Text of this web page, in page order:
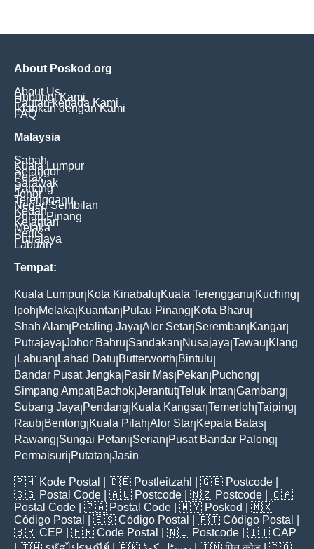
About Poskod.org
About Us
Hubungi Kami
Pautan kepada Kami
Iklankan dengan Kami
FAQ
Malaysia
Sabah
Kuala Lumpur
Selangor
Perak
Sarawak
Pahang
Johor
Terengganu
Negeri Sembilan
Kedah
Pulau Pinang
Kelantan
Melaka
Perlis
Putrajaya
Labuan
Tempat:
Kuala Lumpur Kota Kinabalu Kuala Terengganu Kuching
Ipoh Melaka Kuantan Pulau Pinang Kota Bharu
Shah Alam Petaling Jaya Alor Setar Seremban Kangar
Putrajaya Johor Bahru Sandakan Nusajaya Tawau Klang
Labuan Lahad Datu Butterworth Bintulu
Bandar Pusat Jengka Pasir Mas Pekan Puchong
Simpang Ampat| Bachok Jerantut|Teluk Intan Gambang
Subang Jaya Pendang Kuala Kangsar Temerloh Taiping
Raub Bentong Kuala Pilah Alor Star Kepala Batas
Rawang Sungai Petani Serian Pusat Bandar Palong
Permaisuri Putatan Jasin
🇵🇭 Kode Postal | 🇩🇪 Postleitzahl | 🇬🇧 Postcode
🇸🇬 Postal Code | 🇦🇺 Postcode | 🇳🇿 Postcode | 🇨🇦
Postal Code | 🇿🇦 Postal Code | 🇲🇾 Poskod
| 🇲🇽
Código Postal
| 🇪🇸 Código Postal | 🇵🇹 Código Postal
🇧🇷 CEP | 🇫🇷 Code Postal | 🇳🇱 Postcode | 🇮🇹 CAP